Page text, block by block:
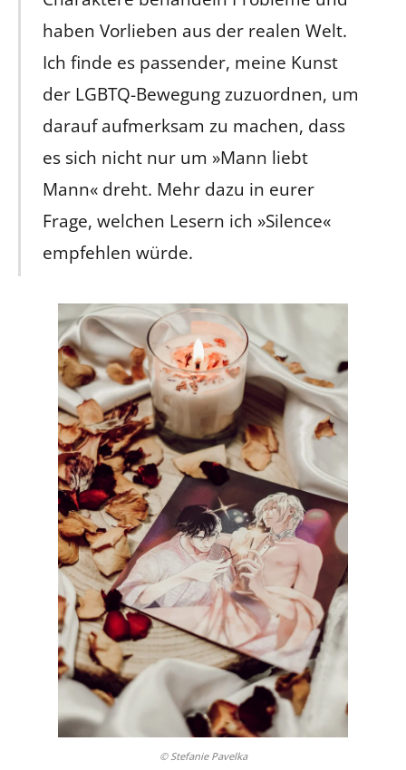
haben Vorlieben aus der realen Welt.
Ich finde es passender, meine Kunst
der LGBTQ-Bewegung zuzuordnen, um
darauf aufmerksam zu machen, dass
es sich nicht nur um »Mann liebt
Mann« dreht. Mehr dazu in eurer
Frage, welchen Lesern ich »Silence«
empfehlen würde.
© Stefanie Pavelka